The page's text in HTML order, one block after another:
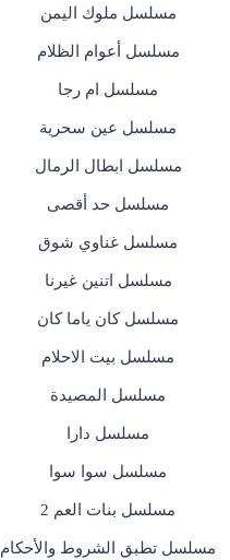
مسلسل ملوك اليمن
مسلسل أعوام الظلام
مسلسل ام رجا
مسلسل عين سحرية
مسلسل ابطال الرمال
مسلسل حد أقصى
مسلسل غناوي شوق
مسلسل اتنين غيرنا
مسلسل كان ياما كان
مسلسل بيت الاحلام
مسلسل المصيدة
مسلسل دارا
مسلسل سوا سوا
مسلسل بنات العم 2
مسلسل تطبق الشروط والأحكام